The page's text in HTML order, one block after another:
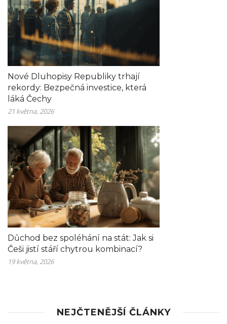
Nové Dluhopisy Republiky trhají
rekordy: Bezpečná investice, která
láká Čechy
21 května, 2026
Důchod bez spoléhání na stát: Jak si
Češi jistí stáří chytrou kombinací?
19 května, 2026
NEJČTENĚJŠÍ ČLÁNKY